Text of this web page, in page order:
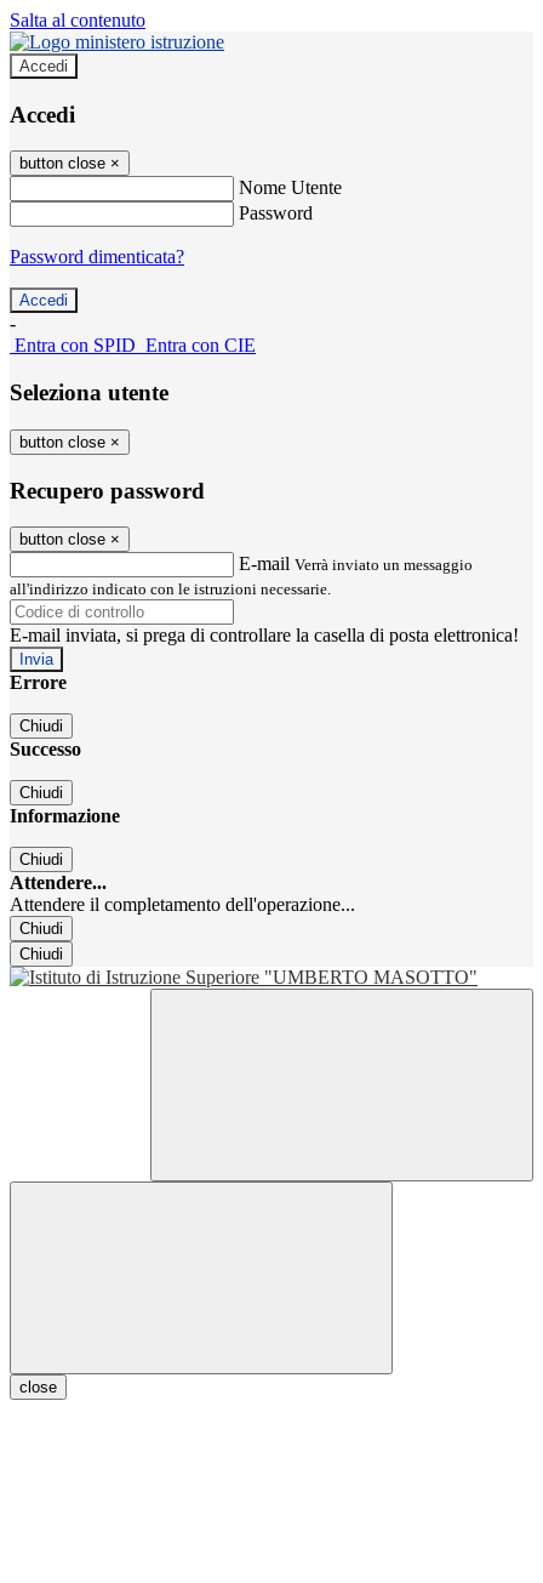
Salta al contenuto
Accedi
Accedi
button close ×
Nome Utente
Password
Password dimenticata?
-
Entra con SPID Entra con CIE
Seleziona utente
button close ×
Recupero password
button close ×
E-mail Verrà inviato un messaggio
all'indirizzo indicato con le istruzioni necessarie.
E-mail inviata, si prega di controllare la casella di posta elettronica!
Errore
Chiudi
Successo
Chiudi
Informazione
Chiudi
Attendere...
Attendere il completamento dell'operazione...
Chiudi
Chiudi
close